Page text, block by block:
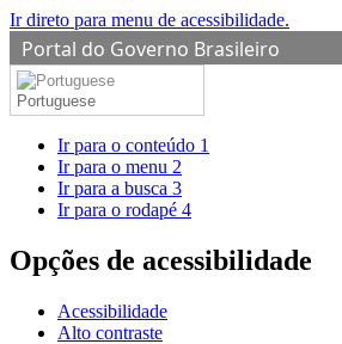
Ir direto para menu de acessibilidade.
Portal do Governo Brasileiro
Portuguese
Ir para o conteúdo 1
Ir para o menu 2
Ir para a busca 3
Ir para o rodapé 4
Opções de acessibilidade
Acessibilidade
Alto contraste